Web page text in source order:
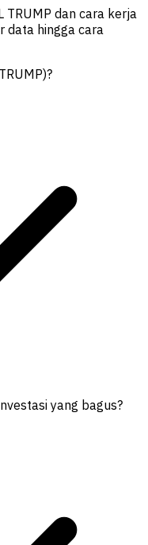
TRUMP dan cara kerja
data hingga cara
yang bagus?